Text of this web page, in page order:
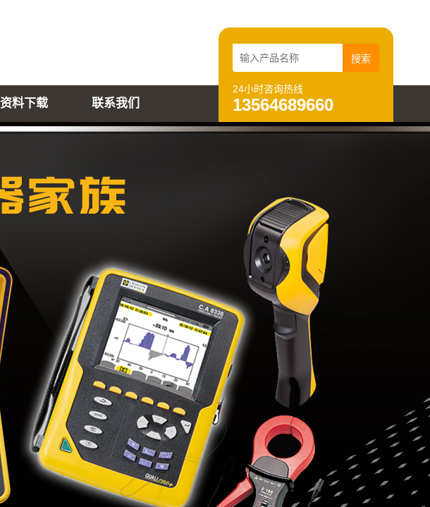
24小时咨询热线
13564689660
资料下载 联系我们